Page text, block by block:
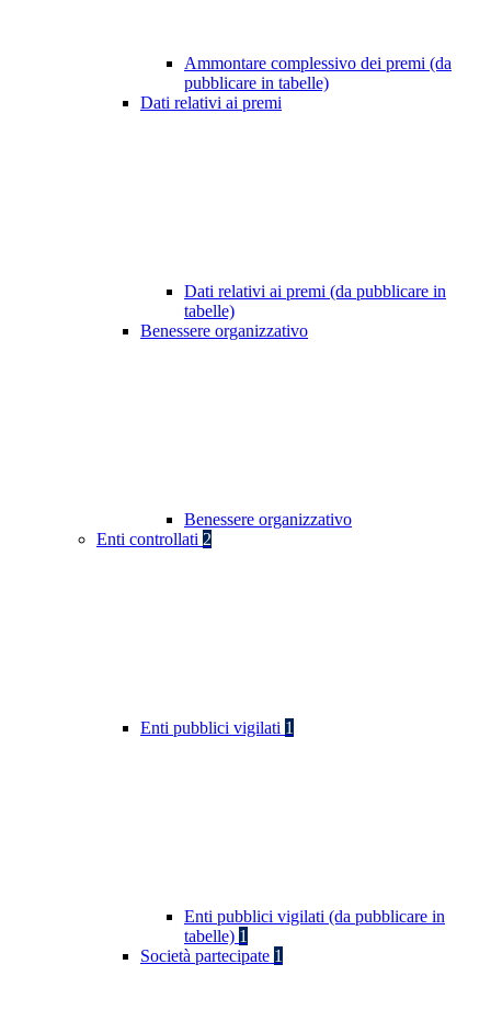
Ammontare complessivo dei premi (da
pubblicare in tabelle)
Dati relativi ai premi
Dati relativi ai premi (da pubblicare in
tabelle)
Benessere organizzativo
Benessere organizzativo
Enti controllati 2
Enti pubblici vigilati 1
Enti pubblici vigilati (da pubblicare in
tabelle) 1
Società partecipate 1